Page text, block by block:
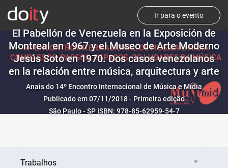
Ir para o evento
El Pabellón de Venezuela en la Exposición de
Montreal en 1967 y el Museo de Arte Moderno
Jesús Soto en 1970. Dos casos venezolanos
en la relación entre música, arquitectura y arte
Anais do 14º Encontro Internacional de Música e Mídia
Publicado em 07/11/2018 - Primeira edição
São Paulo - SP ISBN: 978-85-62959-54-7
Trabalhos